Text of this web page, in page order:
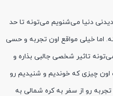
دنیا می‌شنویم می‌تونه تا حد
اما خیلی مواقع اون تجربه و حسی
تاثیر شخصی جالبی بذاره و
چیزی که خوندیم و شنیدیم رو
رو از سفر به کره شمالی به